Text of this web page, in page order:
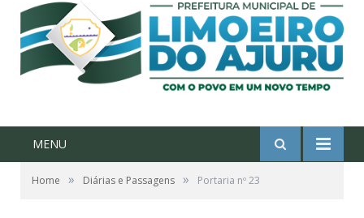
MENU
Home » Diárias e Passagens » Portaria nº 23